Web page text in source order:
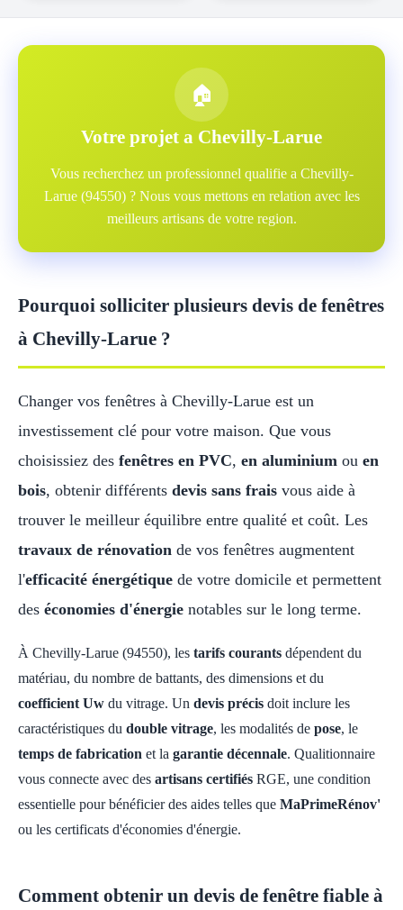
🏠
Votre projet a Chevilly-Larue
Vous recherchez un professionnel qualifie a Chevilly-
Larue (94550) ? Nous vous mettons en relation avec les
meilleurs artisans de votre region.
Pourquoi solliciter plusieurs devis de fenêtres
à Chevilly-Larue ?
Changer vos fenêtres à Chevilly-Larue est un
investissement clé pour votre maison. Que vous
choisissiez des fenêtres en PVC, en aluminium ou en
bois, obtenir différents devis sans frais vous aide à
trouver le meilleur équilibre entre qualité et coût. Les
travaux de rénovation de vos fenêtres augmentent
l'efficacité énergétique de votre domicile et permettent
des économies d'énergie notables sur le long terme.
À Chevilly-Larue (94550), les tarifs courants dépendent du
matériau, du nombre de battants, des dimensions et du
coefficient Uw du vitrage. Un devis précis doit inclure les
caractéristiques du double vitrage, les modalités de pose, le
temps de fabrication et la garantie décennale. Qualitionnaire
vous connecte avec des artisans certifiés RGE, une condition
essentielle pour bénéficier des aides telles que MaPrimeRénov'
ou les certificats d'économies d'énergie.
Comment obtenir un devis de fenêtre fiable à